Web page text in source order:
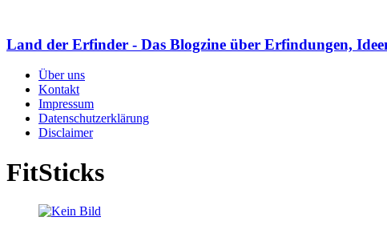
Land der Erfinder - Das Blogzine über Erfindungen,
Über uns
Kontakt
Impressum
Datenschutzerklärung
Disclaimer
FitSticks